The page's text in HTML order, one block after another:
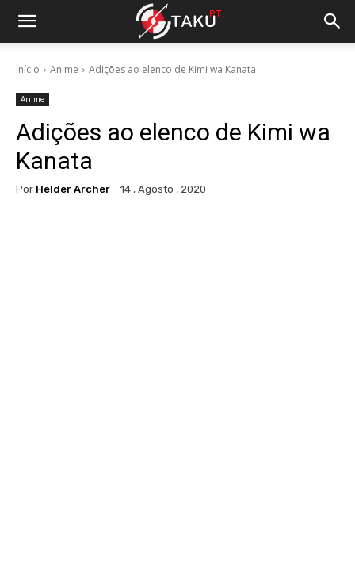
Início Anime Adições ao elenco de Kimi wa Kanata
Anime
Adições ao elenco de Kimi wa
Kanata
Por Helder Archer 14 , Agosto , 2020